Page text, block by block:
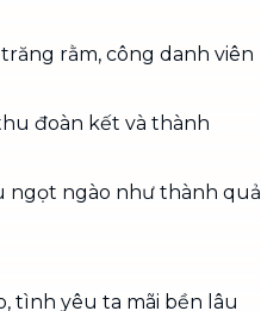
rằm, công danh viên
đoàn kết và thành
ngào như thành quả
tình yêu ta mãi bền lâu